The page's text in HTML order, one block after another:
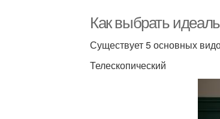
Как выбрать
Существует 5 основных
Телескопический